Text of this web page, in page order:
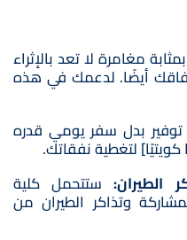
مغامرة لا تعد بالإثراء
أيضًا. لدعمك في هذه
بدل سفر يومي قدره
الطيران: ستتحمل كلية
وتذاكر الطيران من